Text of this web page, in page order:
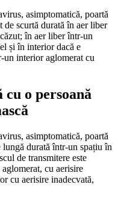
asimptomatică, poartă
de scurtă durată în aer liber
în aer liber într-un
și în interior dacă e
un interior aglomerat cu
o persoană
asimptomatică, poartă
durată într-un spațiu în
de transmitere este
cu aerisire
cu aerisire inadecvată,